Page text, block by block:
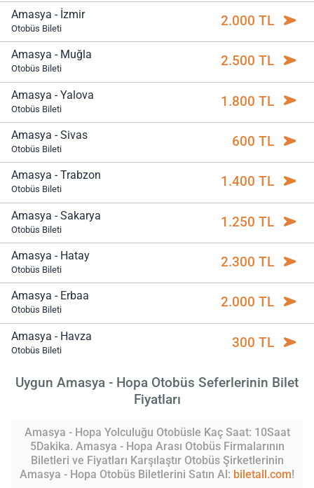
Amasya - İzmir
Otobüs Bileti 2.000 TL
Amasya - Muğla
Otobüs Bileti 2.500 TL
Amasya - Yalova
Otobüs Bileti 1.800 TL
Amasya - Sivas
Otobüs Bileti 600 TL
Amasya - Trabzon
Otobüs Bileti 1.400 TL
Amasya - Sakarya
Otobüs Bileti 1.250 TL
Amasya - Hatay
Otobüs Bileti 2.300 TL
Amasya - Erbaa
Otobüs Bileti 2.000 TL
Amasya - Havza
Otobüs Bileti 300 TL
Uygun Amasya - Hopa Otobüs Seferlerinin Bilet
Fiyatları
Amasya - Hopa Yolculuğu Otobüsle Kaç Saat: 10Saat
5Dakika. Amasya - Hopa Arası Otobüs Firmalarının
Biletleri ve Fiyatları Karşılaştır Otobüs Şirketlerinin
Amasya - Hopa Otobüs Biletlerini Satın Al: biletall.com!